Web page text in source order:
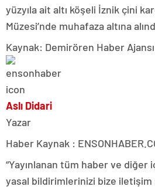
yüzyıla ait altı köşeli İznik çini
Müzesi’nde muhafaza altına
Kaynak: Demirören Haber
Aslı Didari
Yazar
Haber Kaynak :
“Yayınlanan tüm haber ve
yasal bildirimlerinizi bize iletişim